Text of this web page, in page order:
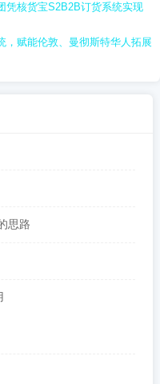
凭核货宝S2B2B订货系统实现
，赋能伦敦、曼彻斯特华人拓展
思路